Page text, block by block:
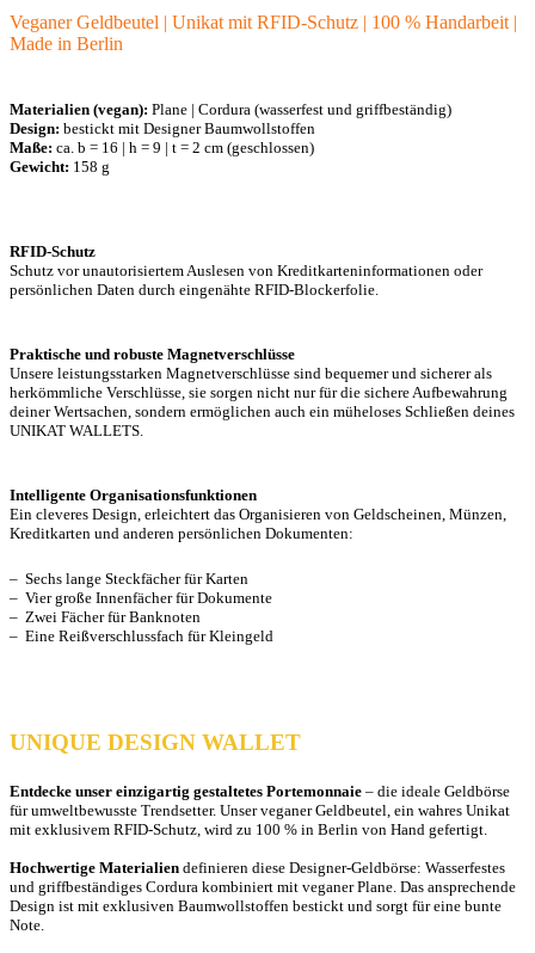
Veganer Geldbeutel | Unikat mit RFID-Schutz | 100 % Handarbeit |
Made in Berlin
Materialien (vegan): Plane | Cordura (wasserfest und griffbeständig)
Design: bestickt mit Designer Baumwollstoffen
Maße: ca. b = 16 | h = 9 | t = 2 cm (geschlossen)
Gewicht: 158 g
RFID-Schutz
Schutz vor unautorisiertem Auslesen von Kreditkarteninformationen oder
persönlichen Daten durch eingenähte RFID-Blockerfolie.
Praktische und robuste Magnetverschlüsse
Unsere leistungsstarken Magnetverschlüsse sind bequemer und sicherer als
herkömmliche Verschlüsse, sie sorgen nicht nur für die sichere Aufbewahrung
deiner Wertsachen, sondern ermöglichen auch ein müheloses Schließen deines
UNIKAT WALLETS.
Intelligente Organisationsfunktionen
Ein cleveres Design, erleichtert das Organisieren von Geldscheinen, Münzen,
Kreditkarten und anderen persönlichen Dokumenten:
– Sechs lange Steckfächer für Karten
– Vier große Innenfächer für Dokumente
– Zwei Fächer für Banknoten
– Eine Reißverschlussfach für Kleingeld
UNIQUE DESIGN WALLET
Entdecke unser einzigartig gestaltetes Portemonnaie – die ideale Geldbörse
für umweltbewusste Trendsetter. Unser veganer Geldbeutel, ein wahres Unikat
mit exklusivem RFID-Schutz, wird zu 100 % in Berlin von Hand gefertigt.
Hochwertige Materialien definieren diese Designer-Geldbörse: Wasserfestes
und griffbeständiges Cordura kombiniert mit veganer Plane. Das ansprechende
Design ist mit exklusiven Baumwollstoffen bestickt und sorgt für eine bunte
Note.